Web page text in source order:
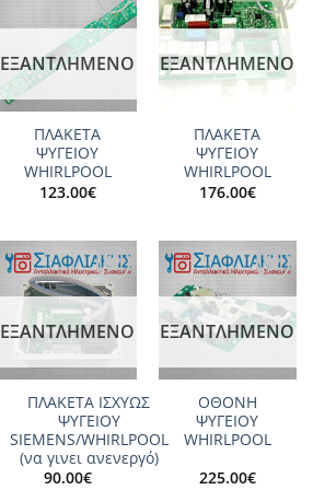
Add to
wishlist
ΕΞΑΝΤΛΗΜΈΝΟ
ΠΛΑΚΕΤΑ
ΨΥΓΕΙΟΥ
WHIRLPOOL
123.00€
Add to
wishlist
ΕΞΑΝΤΛΗΜΈΝΟ
ΠΛΑΚΕΤΑ
ΨΥΓΕΙΟΥ
WHIRLPOOL
176.00€
Add to
wishlist
ΕΞΑΝΤΛΗΜΈΝΟ
ΠΛΑΚΕΤΑ ΙΣΧΥΩΣ
ΨΥΓΕΙΟΥ
SIEMENS/WHIRLPOOL
(να γινει ανενεργό)
90.00€
Add to
wishlist
ΕΞΑΝΤΛΗΜΈΝΟ
ΟΘΟΝΗ
ΨΥΓΕΙΟΥ
WHIRLPOOL
225.00€